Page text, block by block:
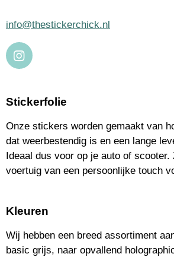
info@thestickerchick.nl
I
N
T
A
R
A
M
Stickerfolie
Onze stickers worden gemaakt van
dat weerbestendig is en een lange
Ideaal dus voor op je auto of scooter.
voertuig van een persoonlijke touch
Kleuren
Wij hebben een breed assortiment
basic grijs, naar opvallend